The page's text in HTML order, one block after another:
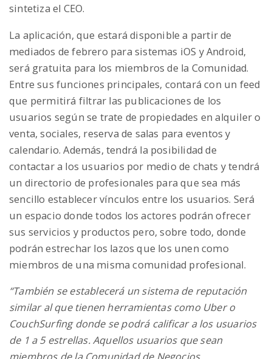
sintetiza el CEO.
La aplicación, que estará disponible a partir de
mediados de febrero para sistemas iOS y Android,
será gratuita para los miembros de la Comunidad.
Entre sus funciones principales, contará con un feed
que permitirá filtrar las publicaciones de los
usuarios según se trate de propiedades en alquiler o
venta, sociales, reserva de salas para eventos y
calendario. Además, tendrá la posibilidad de
contactar a los usuarios por medio de chats y tendrá
un directorio de profesionales para que sea más
sencillo establecer vínculos entre los usuarios. Será
un espacio donde todos los actores podrán ofrecer
sus servicios y productos pero, sobre todo, donde
podrán estrechar los lazos que los unen como
miembros de una misma comunidad profesional.
“También se establecerá un sistema de reputación
similar al que tienen herramientas como Uber o
CouchSurfing donde se podrá calificar a los usuarios
de 1 a 5 estrellas. Aquellos usuarios que sean